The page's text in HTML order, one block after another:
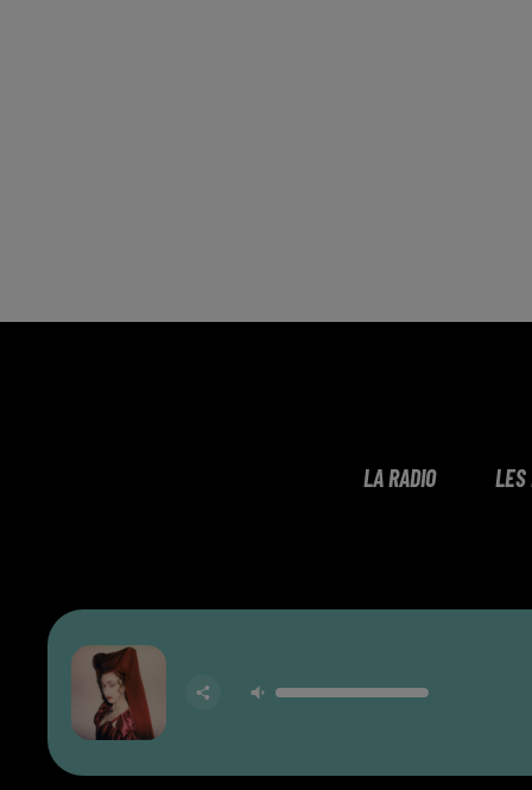
LA RADIO LES